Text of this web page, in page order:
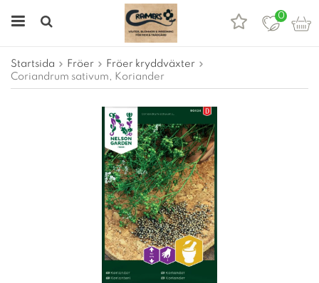
0
Startsida Fröer
Fröer kryddväxter
Coriandrum sativum, Koriander